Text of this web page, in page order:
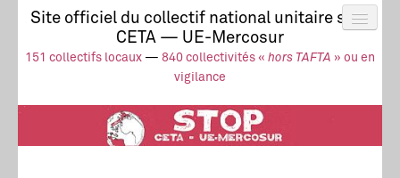
Site officiel du collectif national unitaire stop
CETA — UE-Mercosur
151 collectifs locaux — 840 collectivités « hors TAFTA » ou en
vigilance
Actus
UE-Mercosur
Stop à l’impunité !
TAFTA
CETA
Collectif